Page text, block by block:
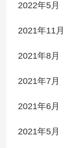
2022年5月
2021年11月
2021年8月
2021年7月
2021年6月
2021年5月